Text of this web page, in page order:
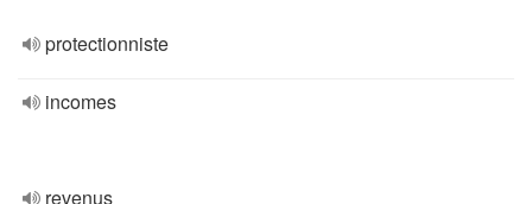
protectionniste
incomes
revenus